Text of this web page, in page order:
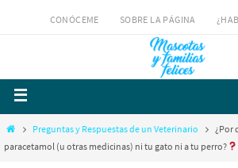
CONÓCEME SOBRE LA PÁGINA
Preguntas y Respuestas de un Veterinario
¿Por
paracetamol (u otras medicinas) ni tu gato ni a tu perro?